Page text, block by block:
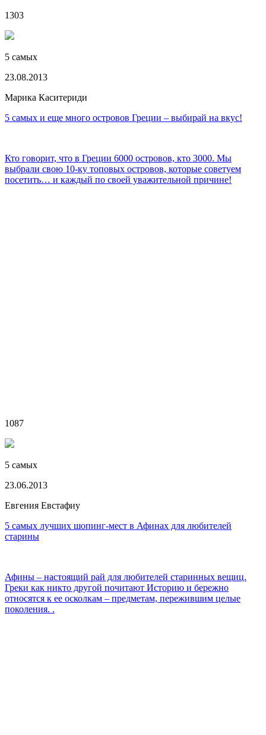
1303
5 самых
23.08.2013
Марика Каситериди
5 самых и еще много островов Греции – выбирай на вкус!
Кто говорит, что в Греции 6000 островов, кто 3000. Мы
выбрали свою 10-ку топовых островов, которые советуем
посетить… и каждый по своей уважительной причине!
1087
5 самых
23.06.2013
Евгения Евстафиу
5 самых лучших шопинг-мест в Афинах для любителей
старины
Афины – настоящий рай для любителей старинных вещиц.
Греки как никто другой почитают Историю и бережно
относятся к ее осколкам – предметам, пережившим целые
поколения. .